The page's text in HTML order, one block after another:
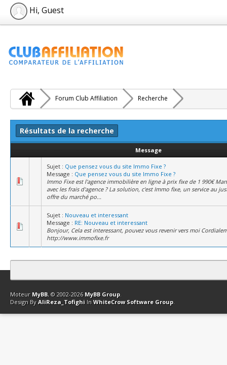
Hi, Guest
Forum Club Affiliation Recherche
Résultats de la recherche
Message
Sujet : Que pensez vous du site Immo Fixe ?
Message : Que pensez vous du site Immo Fixe ?
Immo Fixe est l'agence immobilière en ligne à prix fixe de 1 990€
avec les frais d'agence ? La solution, c'est Immo fixe, un service au
offre du marché po...
Sujet : Nouveau et interessant
Message : RE: Nouveau et interessant
Bonjour, Cela est interessant, pouvez vous revenir vers moi
http://www.immofixe.fr
Contact Club Affiliation Retourner en haut Version bas-débit
Moteur MyBB, © 2002-2026 MyBB Group.
Design By AliReza_Tofighi In WhiteCrow Software Group.